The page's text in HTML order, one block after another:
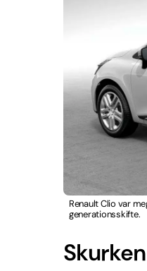
Renault Clio var
generationsskifte.